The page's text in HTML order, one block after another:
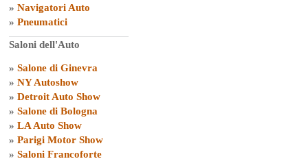
» Navigatori Auto
» Pneumatici
Saloni dell'Auto
» Salone di Ginevra
» NY Autoshow
» Detroit Auto Show
» Salone di Bologna
» LA Auto Show
» Parigi Motor Show
» Saloni Francoforte